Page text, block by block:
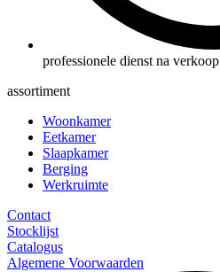
professionele dienst na verkoop
assortiment
Woonkamer
Eetkamer
Slaapkamer
Berging
Werkruimte
Contact
Stocklijst
Catalogus
Algemene Voorwaarden